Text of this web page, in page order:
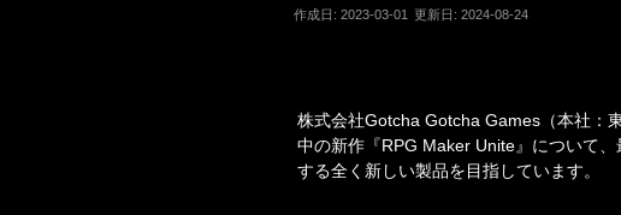
作成日: 2023-03-01 更新日: 2024-08-24
株式会社Gotcha Gotcha Games（本社：
中の新作『RPG Maker Unite』について
する全く新しい製品を目指しています。